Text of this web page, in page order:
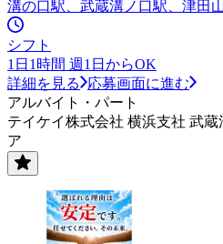
溝の口駅、武蔵溝ノ口駅、津田
シフト
1日1時間 週1日からOK
詳細を見る
応募画面に進む
アルバイト・パート
テイケイ株式会社 横浜支社 武
ア